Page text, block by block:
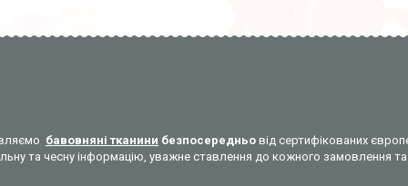
бавовняні тканини безпосередньо від сертифікованих
та чесну інформацію, уважне ставлення до кожного замовлення